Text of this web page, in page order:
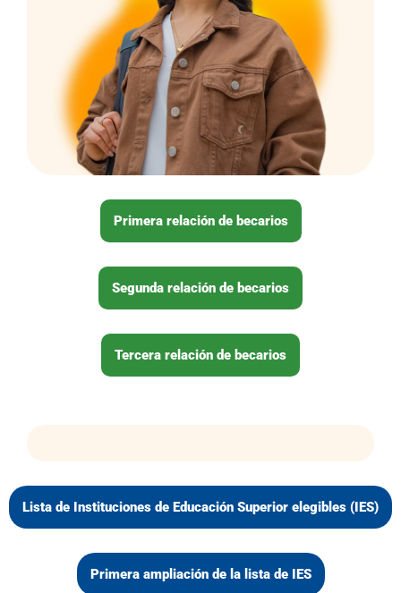
Primera relación de becarios
Segunda relación de becarios
Tercera relación de becarios
Lista de Instituciones de Educación Superior elegibles (IES)
Primera ampliación de la lista de IES